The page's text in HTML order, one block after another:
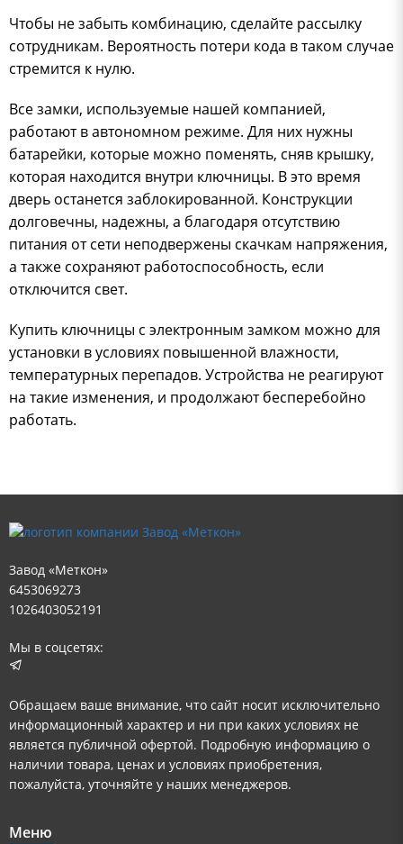
Чтобы не забыть комбинацию, сделайте рассылку
сотрудникам. Вероятность потери кода в таком случае
стремится к нулю.
Все замки, используемые нашей компанией,
работают в автономном режиме. Для них нужны
батарейки, которые можно поменять, сняв крышку,
которая находится внутри ключницы. В это время
дверь останется заблокированной. Конструкции
долговечны, надежны, а благодаря отсутствию
питания от сети неподвержены скачкам напряжения,
а также сохраняют работоспособность, если
отключится свет.
Купить ключницы с электронным замком можно для
установки в условиях повышенной влажности,
температурных перепадов. Устройства не реагируют
на такие изменения, и продолжают бесперебойно
работать.
Завод «Меткон»
6453069273
1026403052191
Мы в соцсетях:
Обращаем ваше внимание, что сайт носит исключительно
информационный характер и ни при каких условиях не
является публичной офертой. Подробную информацию о
наличии товара, ценах и условиях приобретения,
пожалуйста, уточняйте у наших менеджеров.
Меню